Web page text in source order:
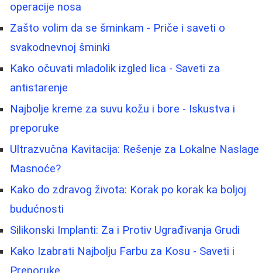
operacije nosa
Zašto volim da se šminkam - Priče i saveti o
svakodnevnoj šminki
Kako očuvati mladolik izgled lica - Saveti za
antistarenje
Najbolje kreme za suvu kožu i bore - Iskustva i
preporuke
Ultrazvučna Kavitacija: Rešenje za Lokalne Naslage
Masnoće?
Kako do zdravog života: Korak po korak ka boljoj
budućnosti
Silikonski Implanti: Za i Protiv Ugrađivanja Grudi
Kako Izabrati Najbolju Farbu za Kosu - Saveti i